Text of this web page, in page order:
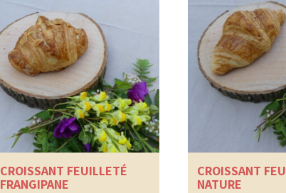
CROISSANT FEUILLETÉ
FRANGIPANE
CROISSANT
NATURE